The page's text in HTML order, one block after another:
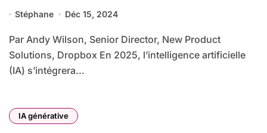
Stéphane Déc 15, 2024
Par Andy Wilson, Senior Director, New Product
Solutions, Dropbox En 2025, l’intelligence artificielle
(IA) s’intégrera...
IA générative